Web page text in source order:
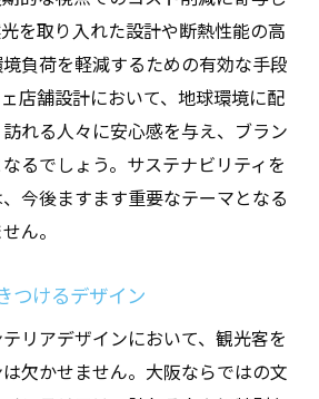
を取り入れた設計や断熱性能の高
負荷を軽減するための有効な手段
店舗設計において、地球環境に配
れる人々に安心感を与え、ブラン
るでしょう。サステナビリティを
今後ますます重要なテーマとなる
ん。
つけるデザイン
リアデザインにおいて、観光客を
欠かせません。大阪ならではの文